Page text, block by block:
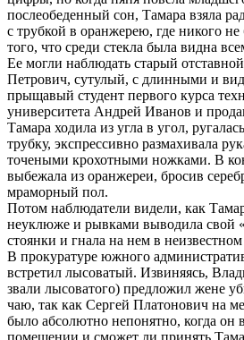
послеобеденный сон, Тамара взяла
с трубкой в оранжерею, где никого
того, что среди стекла была видна
Ее могли наблюдать старый
Петрович, сутулый, с длинными и
прыщавый студент первого курса
университета Андрей Иванов и
Тамара ходила из угла в угол,
трубку, экспрессивно размахивала
точеными крохотными ножками. В
выбежала из оранжереи, бросив
мраморный пол.
Потом наблюдатели видели, как
неуклюже и рывками выводила свой
стоянки и гнала на нем в
В прокуратуре южного
встретил лысоватый. Извиняясь,
звали лысоватого) предложил жене
чаю, так как Сергей Платонович на
было абсолютно непонятно, когда он
помещении и сможет ли принять